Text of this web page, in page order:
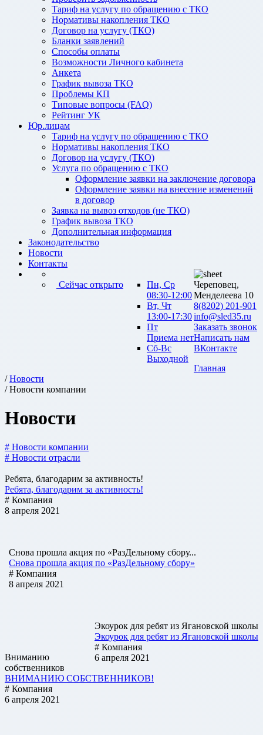
Тариф на услугу по обращению с ТКО
Нормативы накопления ТКО
Договор на услугу (ТКО)
Бланки заявлений
Способы оплаты
Возможности Личного кабинета
Анкета
График вывоза ТКО
Проблемы КП
Типовые вопросы (FAQ)
Рейтинг УК
Юр.лицам
Тариф на услугу по обращению с ТКО
Нормативы накопления ТКО
Договор на услугу (ТКО)
Услуга по обращению с ТКО
Оформление заявки на заключение договора
Оформление заявки на внесение изменений
в договор
Заявка на вывоз отходов (не ТКО)
График вывоза ТКО
Дополнительная информация
Законодательство
Новости
Контакты
Сейчас открыто
Пн, Ср
08:30-12:00
Вт, Чт
13:00-17:30
Пт
Приема нет
Сб-Вс
Выходной
Череповец,
Менделеева 10
8(8202) 201-901
info@sled35.ru
Заказать звонок
Написать нам
ВКонтакте
Главная
/Новости
/ Новости компании
Новости
# Новости компании
# Новости отрасли
Ребята, благодарим за активность!
Ребята, благодарим за активность!
# Компания
8 апреля 2021
Снова прошла акция по «РазДельному сбору...
Снова прошла акция по «РазДельному сбору»
# Компания
8 апреля 2021
Экоурок для ребят из Ягановской школы
Экоурок для ребят из Ягановской школы
# Компания
6 апреля 2021
Вниманию
собственников
ВНИМАНИЮ СОБСТВЕННИКОВ!
# Компания
6 апреля 2021